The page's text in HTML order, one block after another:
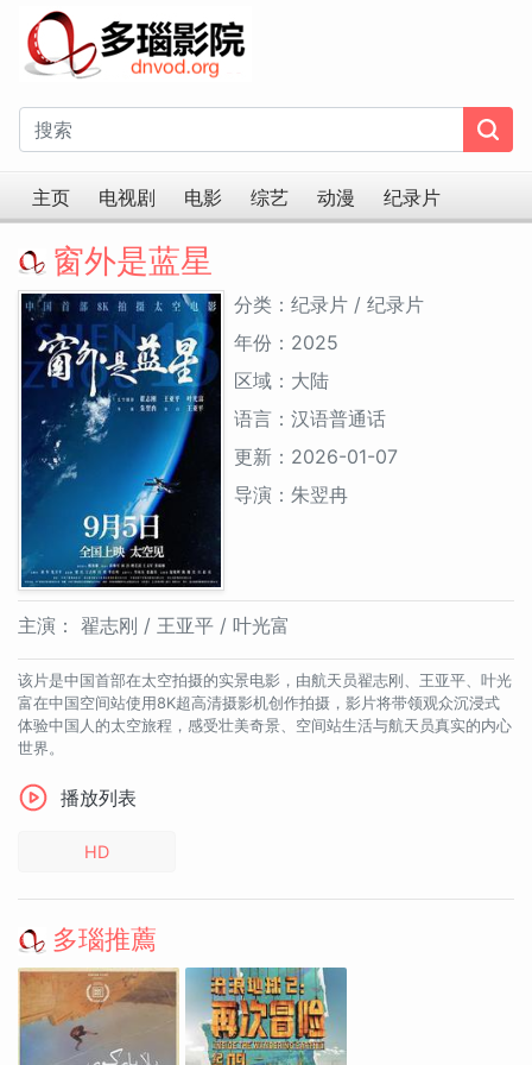
主页 电视剧 电影 综艺 动漫 纪录片
窗外是蓝星
分类：纪录片 / 纪录片
年份：2025
区域：大陆
语言：汉语普通话
更新：2026-01-07
导演：朱翌冉
主演： 翟志刚 / 王亚平 / 叶光富
该片是中国首部在太空拍摄的实景电影，由航天员翟志刚、王亚平、叶光
富在中国空间站使用8K超高清摄影机创作拍摄，影片将带领观众沉浸式
体验中国人的太空旅程，感受壮美奇景、空间站生活与航天员真实的内心
世界。
播放列表
HD
多瑙推薦